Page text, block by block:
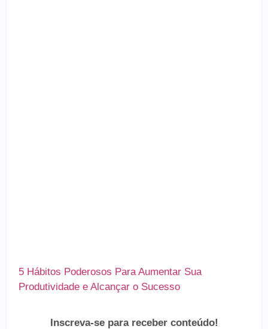
5 Hábitos Poderosos Para Aumentar Sua
Produtividade e Alcançar o Sucesso
Inscreva-se para receber conteúdo!